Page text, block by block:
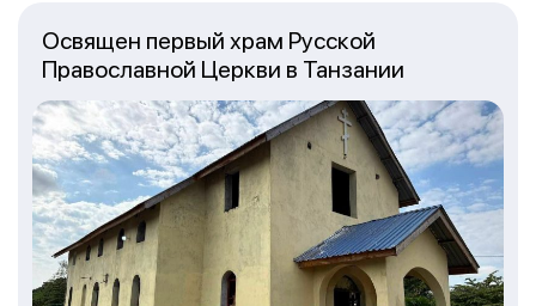
Освящен первый храм Русской
Православной Церкви в Танзании